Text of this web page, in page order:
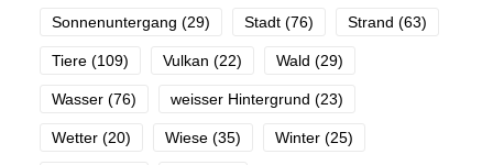
Sonnenuntergang (29) Stadt (76) Strand (63)
Tiere (109) Vulkan (22) Wald (29)
Wasser (76) weisser Hintergrund (23)
Wetter (20) Wiese (35) Winter (25)